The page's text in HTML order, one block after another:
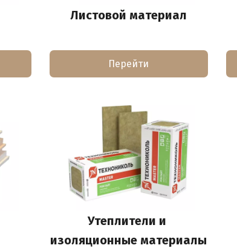
Листовой материал
Перейти
Утеплители и
изоляционные материалы